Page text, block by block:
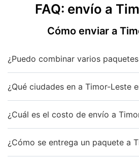
FAQ: envío a
Cómo enviar a
¿Puedo combinar varios
¿Qué ciudades en a Timor-Leste
¿Cuál es el costo de envío a
¿Cómo se entrega un paquete a